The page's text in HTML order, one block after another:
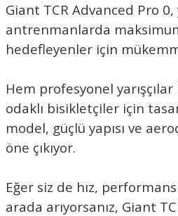
Giant TCR Advanced Pro 0,
antrenmanlarda
hedefleyenler için
Hem profesyonel
odaklı bisikletçiler için
model, güçlü yapısı ve
öne çıkıyor.
Eğer siz de hız,
arada arıyorsanız, Giant